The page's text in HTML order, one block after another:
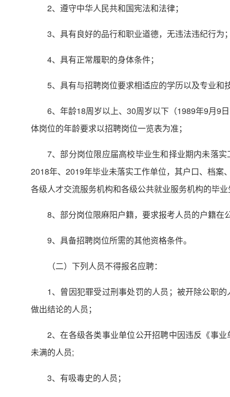
2、遵守中华人民共和国宪法和法律；
3、具有良好的品行和职业道德，无违法违纪行为
4、具有正常履职的身体条件；
5、具有与招聘岗位要求相适应的学历以及专业和
6、年龄18周岁以上、30周岁以下（1989年9月9
体岗位的年龄要求以招聘岗位一览表为准；
7、部分岗位限应届高校毕业生和择业期内未落
2018年、2019年毕业未落实工作单位，其户口、档
各级人才交流服务机构和各级公共就业服务机构的毕
8、部分岗位限麻阳户籍，要求报考人员的户籍
9、具备招聘岗位所需的其他资格条件。
（二）下列人员不得报名应聘：
1、曾因犯罪受过刑事处罚的人员；被开除公职
做出结论的人员；
2、在各级各类事业单位公开招聘中因违反《事
未满的人员;
3、有吸毒史的人员；